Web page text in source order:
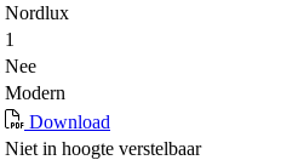
Nordlux
1
Nee
Modern
Download
Niet in hoogte verstelbaar